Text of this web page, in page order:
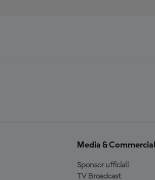
Media &
Sponsor ufficiali
TV Broadcast